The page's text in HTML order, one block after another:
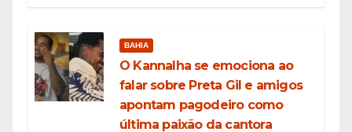
BAHIA
O Kannalha se emociona ao
falar sobre Preta Gil e amigos
apontam pagodeiro como
última paixão da cantora